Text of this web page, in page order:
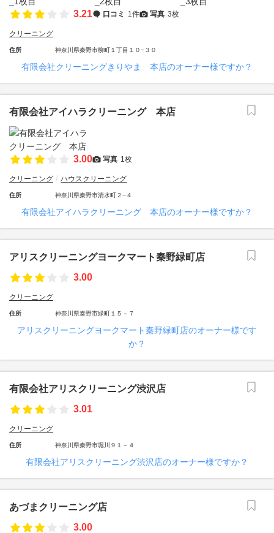
3.21 口コミ 1件 写真 3枚
クリーニング
住所 神奈川県秦野市柳町１丁目１０−３０
有限会社クリーニングきりやま 本店のオーナー様ですか？
有限会社アイハラクリーニング 本店
3.00 写真 1枚
クリーニング ハウスクリーニング
住所 神奈川県秦野市清水町２−４
有限会社アイハラクリーニング 本店のオーナー様ですか？
アリスクリーニングヨークマート秦野緑町店
3.00
クリーニング
住所 神奈川県秦野市緑町１５－７
アリスクリーニングヨークマート秦野緑町店のオーナー様です
か？
有限会社アリスクリーニング渋沢店
3.01
クリーニング
住所 神奈川県秦野市堀川９１－４
有限会社アリスクリーニング渋沢店のオーナー様ですか？
あづまクリーニング店
3.00